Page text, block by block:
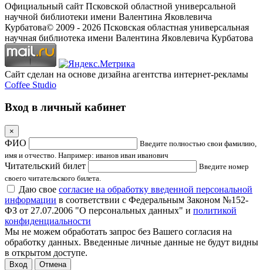
Официальный сайт Псковской областной универсальной
научной библиотеки имени Валентина Яковлевича
Курбатова© 2009 - 2026 Псковская областная универсальная
научная библиотека имени Валентина Яковлевича Курбатова
Сайт сделан на основе дизайна агентства интернет-рекламы
Coffee Studio
Вход в личный кабинет
×
ФИО
Введите полностью свои фамилию,
имя и отчество. Например: иванов иван иванович
Читательский билет
Введите номер
своего читательского билета.
Даю свое согласие на обработку введенной персональной
информации в соответствии с Федеральным Законом №152-
ФЗ от 27.07.2006 "О персональных данных" и политикой
конфиденциальности
Мы не можем обработать запрос без Вашего согласия на
обработку данных. Введенные личные данные не будут видны
в открытом доступе.
Отмена